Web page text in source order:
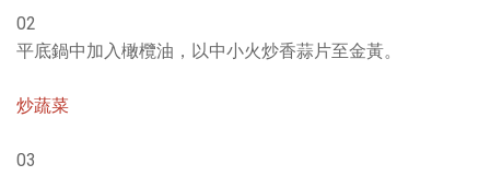
02
平底鍋中加入橄欖油，以中小火炒香蒜片至金黃。
炒蔬菜
03